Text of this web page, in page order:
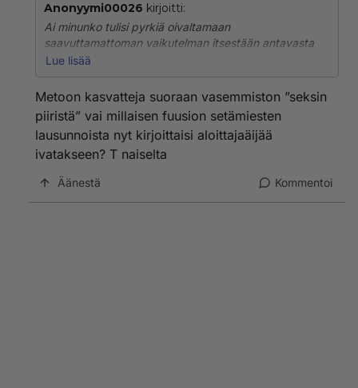
Anonyymi00026 kirjoitti:
Ai minunko tulisi pyrkiä oivaltamaan
saavuttamattoman vaikutelman itsestään antavasta
onko kyse huonosta itsetunnosta, eikä hänen pyrkiä
itsestään?
GTFO. Mitä ihmeen lapsia täällä pyörii? Koskaan eivät
itse ole vastuullisia omasta toiminnastaan tai
ulosannistaan vaan vaaditaan toiselta Sherlock
metoon kasvatteja vinksahtaneilla aivoillaan.
Lue lisää
Metoon kasvatteja suoraan vasemmiston ”seksin
piiristä” vai millaisen fuusion setämiesten
lausunnoista nyt kirjoittaisi aloittajaäijää
ivatakseen? T naiselta
Äänestä Kommentoi